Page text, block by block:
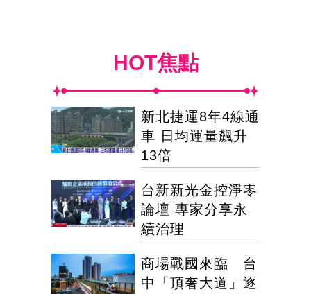
HOT焦點
新北捷運8年4線通
車 日均運量飆升
13倍
台新新光金控淨零
論壇 專家分享永
續治理
商場戰國來臨 台
中「頂奢大道」逐